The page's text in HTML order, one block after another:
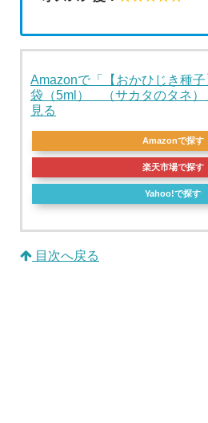
Amazonで「【おかひじき種
袋（5ml） （サカタのタネ）
見る
Amazonで探す
楽天市場で探す
Yahoo!で探す
目次へ戻る